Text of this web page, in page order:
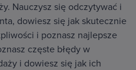
Nauczysz się odczytywać i
dowiesz się jak skutecznie
i poznasz najlepsze
częste błędy w
i dowiesz się jak ich